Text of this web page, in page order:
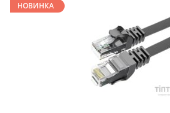
НОВИНКА